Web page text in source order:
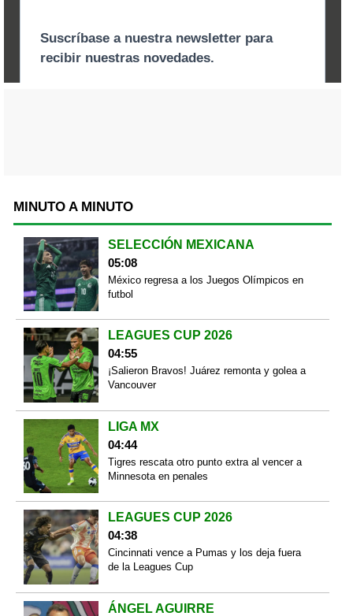
MINUTO A MINUTO
SELECCIÓN MEXICANA
05:08
México regresa a los Juegos Olímpicos en
futbol
LEAGUES CUP 2026
04:55
¡Salieron Bravos! Juárez remonta y golea a
Vancouver
LIGA MX
04:44
Tigres rescata otro punto extra al vencer a
Minnesota en penales
LEAGUES CUP 2026
04:38
Cincinnati vence a Pumas y los deja fuera
de la Leagues Cup
ÁNGEL AGUIRRE